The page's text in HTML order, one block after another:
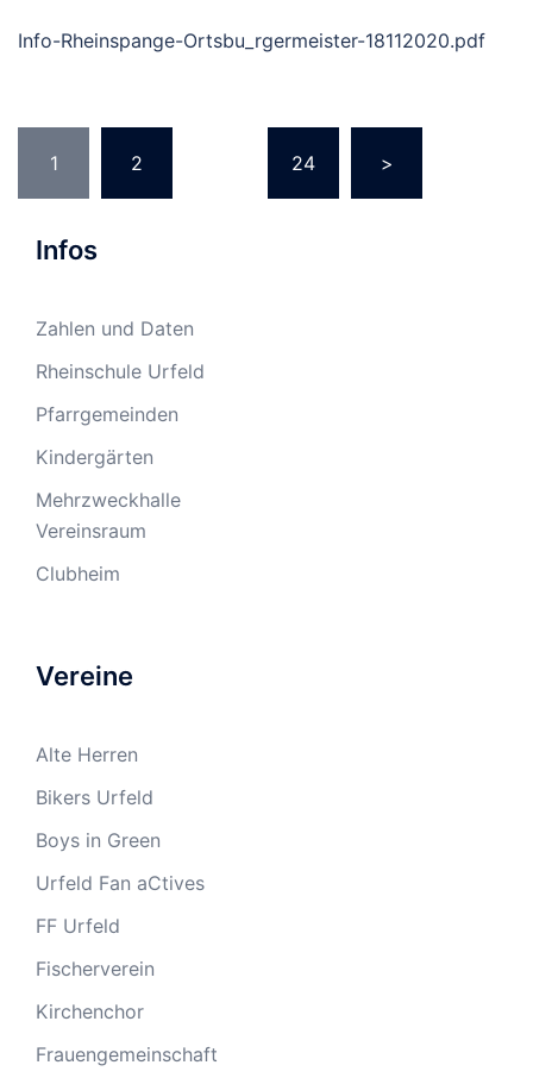
Info-Rheinspange-Ortsbu_rgermeister-18112020.pdf
der
Beiträge
1 2 24 >
Infos
Zahlen und Daten
Rheinschule Urfeld
Pfarrgemeinden
Kindergärten
Mehrzweckhalle
Vereinsraum
Clubheim
Vereine
Alte Herren
Bikers Urfeld
Boys in Green
Urfeld Fan aCtives
FF Urfeld
Fischerverein
Kirchenchor
Frauengemeinschaft